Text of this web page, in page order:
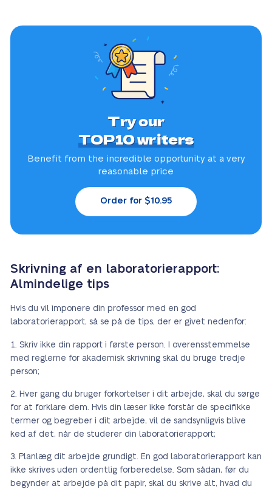
Try our
TOP10 writers
Benefit from the incredible opportunity at a very
reasonable price
Order for $10.95
Skrivning af en laboratorierapport:
Almindelige tips
Hvis du vil imponere din professor med en god
laboratorierapport, så se på de tips, der er givet nedenfor:
Skriv ikke din rapport i første person. I overensstemmelse
med reglerne for akademisk skrivning skal du bruge tredje
person;
Hver gang du bruger forkortelser i dit arbejde, skal du sørge
for at forklare dem. Hvis din læser ikke forstår de specifikke
termer og begreber i dit arbejde, vil de sandsynligvis blive
ked af det, når de studerer din laboratorierapport;
Planlæg dit arbejde grundigt. En god laboratorierapport kan
ikke skrives uden ordentlig forberedelse. Som sådan, før du
begynder at arbejde på dit papir, skal du skrive alt, hvad du